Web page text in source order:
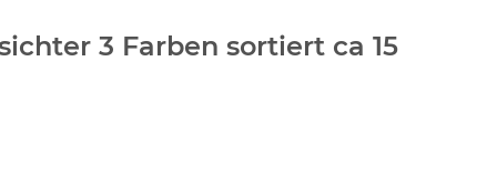
3 Farben sortiert ca 15